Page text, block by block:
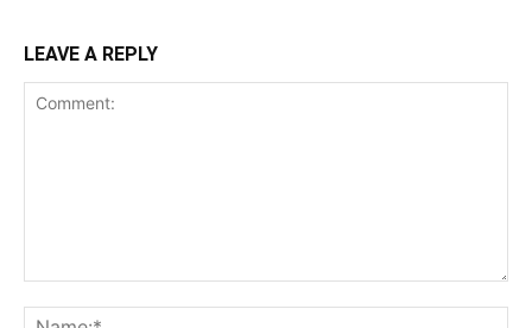
LEAVE A REPLY